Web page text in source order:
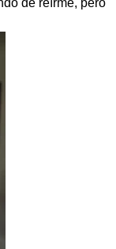
de reírme, pero